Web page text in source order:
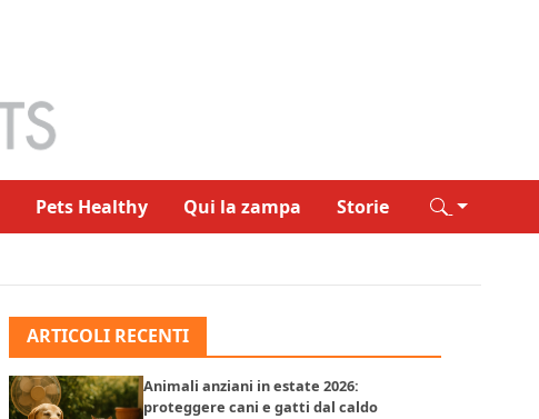
Pets Healthy Qui la zampa Storie
ARTICOLI RECENTI
Animali anziani in estate 2026:
proteggere cani e gatti dal caldo